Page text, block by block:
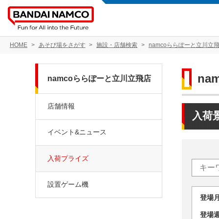
HOME あそび場をさがす 施設・店舗検索 namcoららぽーと立川立
入荷
登
登
namcoららぽーと立川立飛店
店舗情報
イベント&ニュース
入荷プライズ
設置ゲーム機